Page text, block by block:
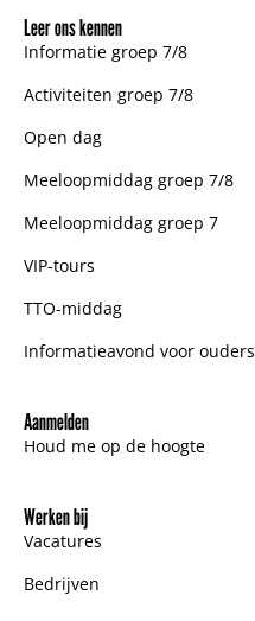
Leer ons kennen
Informatie groep 7/8
Activiteiten groep 7/8
Open dag
Meeloopmiddag groep 7/8
Meeloopmiddag groep 7
VIP-tours
TTO-middag
Informatieavond voor ouders
Aanmelden
Houd me op de hoogte
Werken bij
Vacatures
Bedrijven